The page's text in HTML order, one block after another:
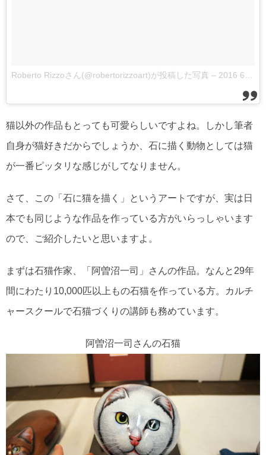
Roberto Rizzoさん(@robertorizzoart)が投稿した写真 – 2016 6月 26 7:55午前 PDT
猫以外の作品もとっても可愛らしいですよね。しかし筆者
自身が猫好きだからでしょうか、石に描く動物としては猫
が一番ピッタリな感じがしてなりません。
さて、この「石に猫を描く」というアートですが、実は日
本でも同じような作品を作っている方がいらっしゃいます
ので、ご紹介したいと思いますよ。
まずは石猫作家、「阿曽沼一司」さんの作品。なんと29年
間にわたり10,000匹以上もの石猫を作っている方。カルチ
ャースクールで石猫づくりの講師も務めています。
阿曽沼一司さんの石猫